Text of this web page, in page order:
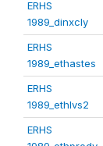
ERHS
1989_dinxcly
ERHS
1989_ethastes
ERHS
1989_ethlvs2
ERHS